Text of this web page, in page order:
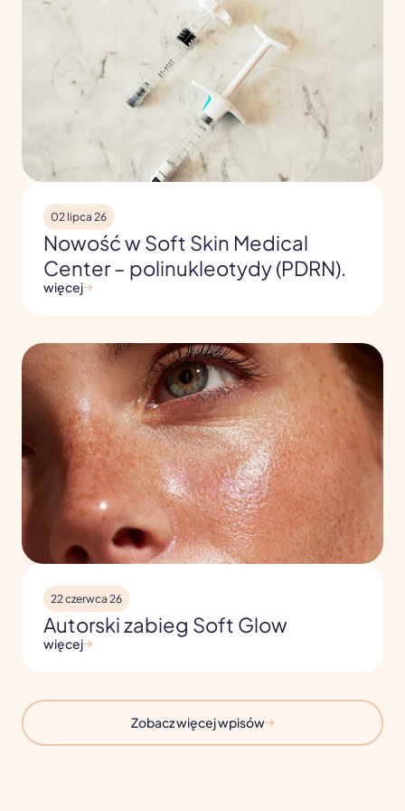
Zobacz więcej wpisów
02 lipca 26
Nowość w Soft Skin Medical
Center – polinukleotydy (PDRN).
więcej
22 czerwca 26
Autorski zabieg Soft Glow
więcej